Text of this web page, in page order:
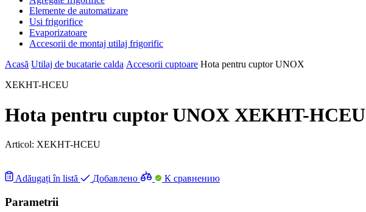
Elemente de automatizare
Usi frigorifice
Evaporizatoare
Accesorii de montaj utilaj frigorific
Acasă Utilaj de bucatarie calda Accesorii cuptoare Hota pentru cuptor UNOX
XEKHT-HCEU
Hota pentru cuptor UNOX XEKHT-HCEU
Articol: XEKHT-HCEU
Adăugați în listă Добавлено К сравнению
Parametrii